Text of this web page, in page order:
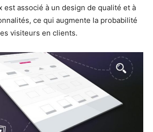
est associé à un design de qualité et à
ce qui augmente la probabilité
visiteurs en clients.